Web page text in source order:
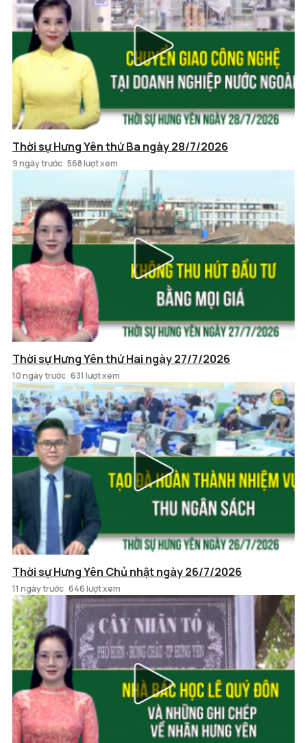
Thời sự Hưng Yên thứ Ba ngày 28/7/2026
9 ngày trước 568 lượt xem
Thời sự Hưng Yên thứ Hai ngày 27/7/2026
10 ngày trước 631 lượt xem
Thời sự Hưng Yên Chủ nhật ngày 26/7/2026
11 ngày trước 646 lượt xem